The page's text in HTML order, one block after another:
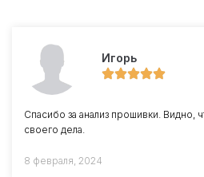
Игорь
Спасибо за анализ прошивки. Видно,
своего дела.
8 февраля, 2024